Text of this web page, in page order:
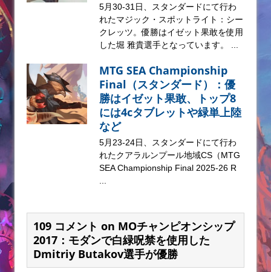
5月30-31日、スタンダードにて行わ
れたマジック・スポットライト：シー
クレッツ。優勝はイゼット果敢を使用
した堀 雅貴選手となっています。 ...
MTG SEA Championship
Final（スタンダード）：優
勝はイゼット果敢、トップ8
には4cタブレットや緑単上陸
など
5月23-24日、スタンダードにて行わ
れたクアラルンプール地域CS（MTG
SEA Championship Final 2025-26 R
109 コメント on MOチャンピオンシップ
2017：モダンで白緑呪禁を使用した
Dmitriy Butakov選手が優勝